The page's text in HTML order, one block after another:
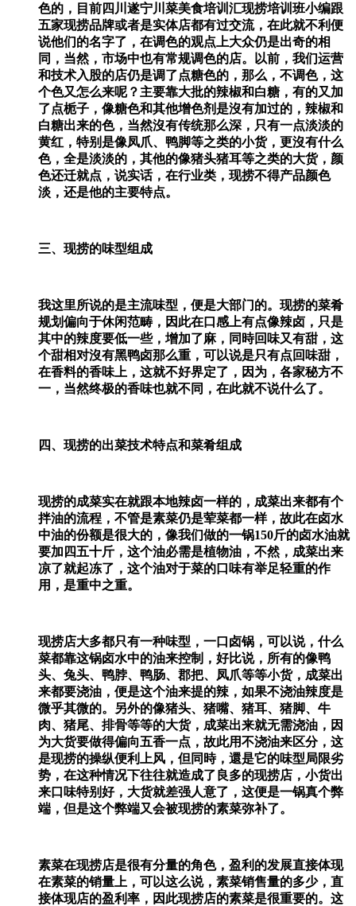
色的，目前四川遂宁川菜美食培训汇现捞培训班小编跟
五家现捞品牌或者是实体店都有过交流，在此就不利便
说他们的名字了，在调色的观点上大众仍是出奇的相
同，当然，市场中也有常规调色的店。以前，我们运营
和技术入股的店仍是调了点糖色的，那么，不调色，这
个色又怎么来呢？主要靠大批的辣椒和白糖，有的又加
了点栀子，像糖色和其他增色剂是沒有加过的，辣椒和
白糖出来的色，当然沒有传统那么深，只有一点淡淡的
黄红，特别是像凤爪、鸭脚等之类的小货，更沒有什么
色，全是淡淡的，其他的像猪头猪耳等之类的大货，颜
色还迁就点，说实话，在行业类，现捞不得产品颜色
淡，还是他的主要特点。
三、现捞的味型组成
我这里所说的是主流味型，便是大部门的。现捞的菜肴
规划偏向于休闲范畴，因此在口感上有点像辣卤，只是
其中的辣度要低一些，增加了麻，同時回味又有甜，这
个甜相对沒有黑鸭卤那么重，可以说是只有点回味甜，
在香料的香味上，这就不好界定了，因为，各家秘方不
一，当然终极的香味也就不同，在此就不说什么了。
四、现捞的出菜技术特点和菜肴组成
现捞的成菜实在就跟本地辣卤一样的，成菜出来都有个
拌油的流程，不管是素菜仍是荤菜都一样，故此在卤水
中油的份额是很大的，像我们做的一锅150斤的卤水油就
要加四五十斤，这个油必需是植物油，不然，成菜出来
凉了就起冻了，这个油对于菜的口味有举足轻重的作
用，是重中之重。
现捞店大多都只有一种味型，一口卤锅，可以说，什么
菜都靠这锅卤水中的油来控制，好比说，所有的像鸭
头、兔头、鸭脖、鸭肠、郡把、凤爪等等小货，成菜出
来都要浇油，便是这个油来提的辣，如果不浇油辣度是
微乎其微的。另外的像猪头、猪嘴、猪耳、猪脚、牛
肉、猪尾、排骨等等的大货，成菜出来就无需浇油，因
为大货要做得偏向五香一点，故此用不浇油来区分，这
是现捞的操纵便利上风，但同時，還是它的味型局限劣
势，在这种情况下往往就造成了良多的现捞店，小货出
来口味特别好，大货就差强人意了，这便是一锅真个弊
端，但是这个弊端又会被现捞的素菜弥补了。
素菜在现捞店是很有分量的角色，盈利的发展直接体现
在素菜的销量上，可以这么说，素菜销售量的多少，直
接体现店的盈利率，因此现捞店的素菜是很重要的。这